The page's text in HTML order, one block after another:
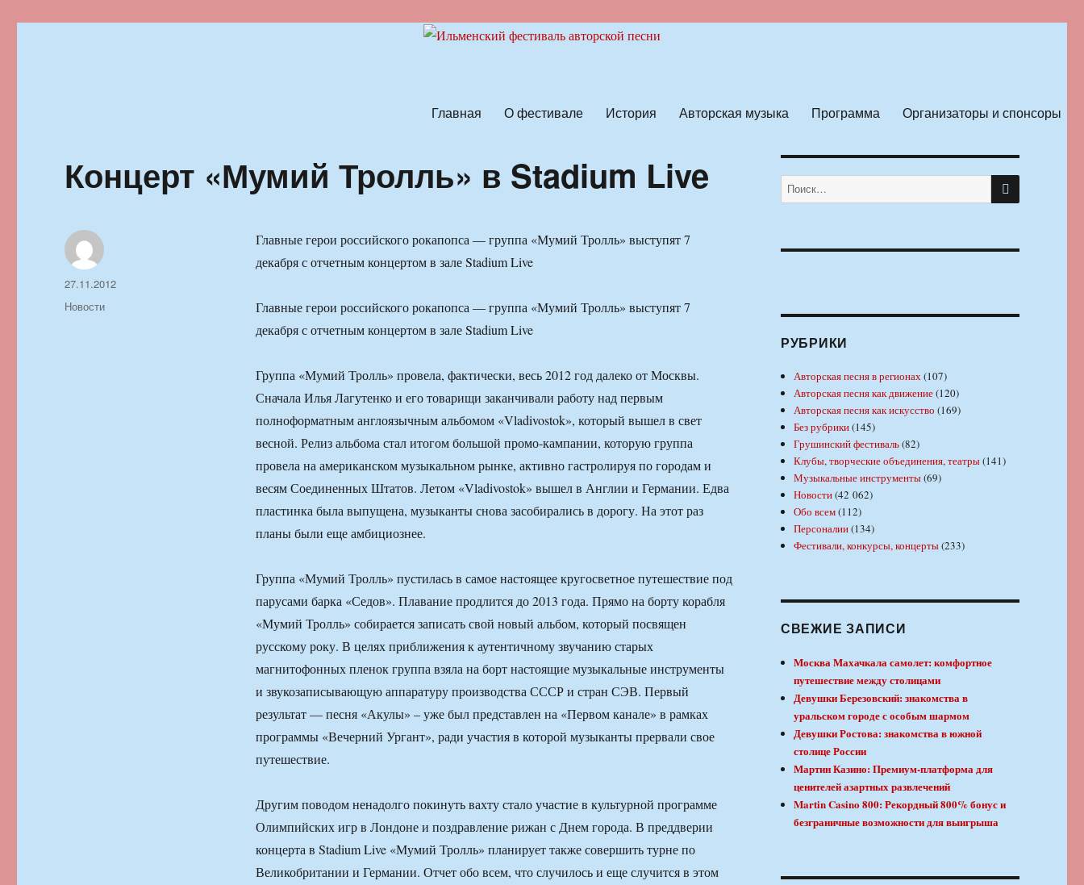
Главная О фестивале История Авторская музыка Программа Организаторы и спонсоры
Концерт «Мумий Тролль» в Stadium Live
Главные герои российского рокапопса — группа «Мумий Тролль» выступят 7
декабря с отчетным концертом в зале Stadium Live
Главные герои российского рокапопса — группа «Мумий Тролль» выступят 7
декабря с отчетным концертом в зале Stadium Live
Группа «Мумий Тролль» провела, фактически, весь 2012 год далеко от Москвы.
Сначала Илья Лагутенко и его товарищи заканчивали работу над первым
полноформатным англоязычным альбомом «Vladivostok», который вышел в свет
весной. Релиз альбома стал итогом большой промо-кампании, которую группа
провела на американском музыкальном рынке, активно гастролируя по городам и
весям Соединенных Штатов. Летом «Vladivostok» вышел в Англии и Германии. Едва
пластинка была выпущена, музыканты снова засобирались в дорогу. На этот раз
планы были еще амбициознее.
Группа «Мумий Тролль» пустилась в самое настоящее кругосветное путешествие под
парусами барка «Седов». Плавание продлится до 2013 года. Прямо на борту корабля
«Мумий Тролль» собирается записать свой новый альбом, который посвящен
русскому року. В целях приближения к аутентичному звучанию старых
магнитофонных пленок группа взяла на борт настоящие музыкальные инструменты
и звукозаписывающую аппаратуру производства СССР и стран СЭВ. Первый
результат — песня «Акулы» – уже был представлен на «Первом канале» в рамках
программы «Вечерний Ургант», ради участия в которой музыканты прервали свое
путешествие.
Другим поводом ненадолго покинуть вахту стало участие в культурной программе
Олимпийских игр в Лондоне и поздравление рижан с Днем города. В преддверии
концерта в Stadium Live «Мумий Тролль» планирует также совершить турне по
Великобритании и Германии. Отчет обо всем, что случилось и еще случится в этом
Автор
Опубликовано
27.11.2012
Рубрики
Новости
Искать: ПОИСК
РУБРИКИ
Авторская песня в регионах(107)
Авторская песня как движение(120)
Авторская песня как искусство (169)
Без рубрики(145)
Грушинский фестиваль(82)
Клубы, творческие объединения, театры(141)
Музыкальные инструменты(69)
Новости(42 062)
Обо всем(112)
Персоналии(134)
Фестивали, конкурсы, концерты(233)
СВЕЖИЕ ЗАПИСИ
Москва Махачкала самолет: комфортное
путешествие между столицами
Девушки Березовский: знакомства в
уральском городе с особым шармом
Девушки Ростова: знакомства в южной
столице России
Мартин Казино: Премиум-платформа для
ценителей азартных развлечений
Martin Casino 800: Рекордный 800% бонус и
безграничные возможности для выигрыша